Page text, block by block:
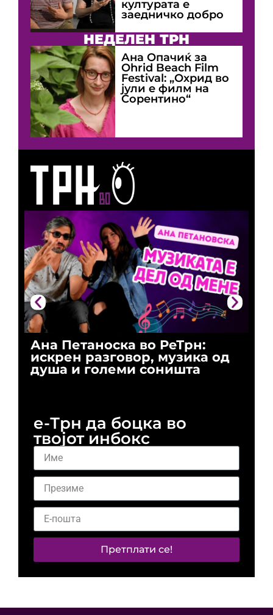
Ана Петаноска во РеТрн:
искрен разговор, музика од
душа и големи соништа
културата е
заедничко добро
НЕДЕЛЕН ТРН
Ана Опачиќ за
Оhrid Beach Film
Festival: „Охрид во
јули е филм на
Сорентино“
е-Трн да боцка во
твојот инбокс
Претплати се!